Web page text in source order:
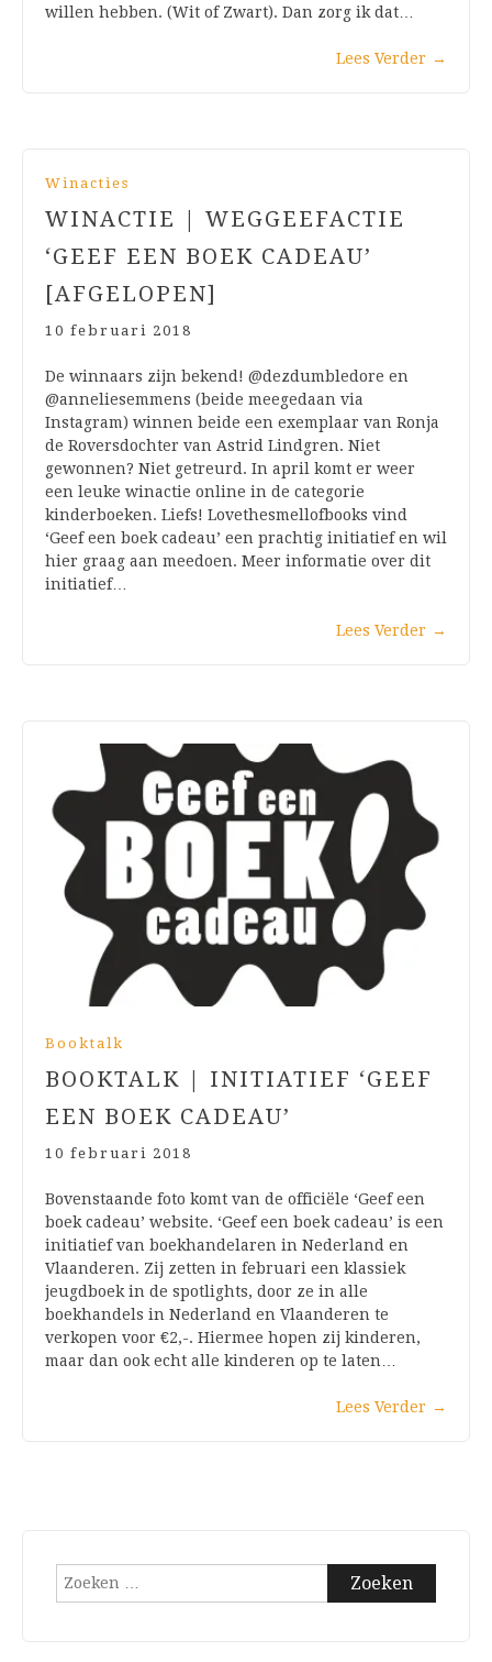
willen hebben. (Wit of Zwart). Dan zorg ik dat…
Lees Verder →
Winacties
WINACTIE | WEGGEEFACTIE
‘GEEF EEN BOEK CADEAU’
[AFGELOPEN]
10 februari 2018
De winnaars zijn bekend! @dezdumbledore en
@anneliesemmens (beide meegedaan via
Instagram) winnen beide een exemplaar van Ronja
de Roversdochter van Astrid Lindgren. Niet
gewonnen? Niet getreurd. In april komt er weer
een leuke winactie online in de categorie
kinderboeken. Liefs! Lovethesmellofbooks vind
‘Geef een boek cadeau’ een prachtig initiatief en wil
hier graag aan meedoen. Meer informatie over dit
initiatief…
Lees Verder →
Booktalk
BOOKTALK | INITIATIEF ‘GEEF
EEN BOEK CADEAU’
10 februari 2018
Bovenstaande foto komt van de officiële ‘Geef een
boek cadeau’ website. ‘Geef een boek cadeau’ is een
initiatief van boekhandelaren in Nederland en
Vlaanderen. Zij zetten in februari een klassiek
jeugdboek in de spotlights, door ze in alle
boekhandels in Nederland en Vlaanderen te
verkopen voor €2,-. Hiermee hopen zij kinderen,
maar dan ook echt alle kinderen op te laten…
Lees Verder →
Zoeken